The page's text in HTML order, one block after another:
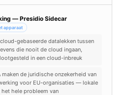
— Presidio Sidecar
apparaat
gebaseerde datalekken tussen
die nooit de cloud ingaan,
in een cloud-inbreuk
maken de juridische onzekerheid van
voor EU-organisaties — lokale
hele probleem van